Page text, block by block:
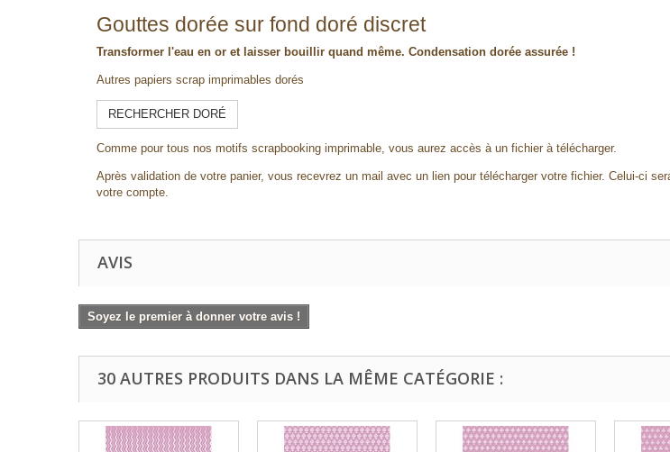
Gouttes dorée sur fond doré discret
Transformer l'eau en or et laisser bouillir quand même. Condensation dorée assurée !
Autres papiers scrap imprimables dorés
RECHERCHER DORÉ
Comme pour tous nos motifs scrapbooking imprimable, vous aurez accès à un fichier à télécharger.
Après validation de votre panier, vous recevrez un mail avec un lien pour télécharger votre fichier. Celui-ci
votre compte.
AVIS
Soyez le premier à donner votre avis !
30 AUTRES PRODUITS DANS LA MÊME CATÉGORIE :